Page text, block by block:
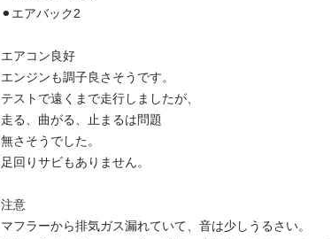
⚫︎エアバック2
エアコン良好
エンジンも調子良さそうです。
テストで遠くまで走行しましたが、
走る、曲がる、止まるは問題
無さそうでした。
足回りサビもありません。
注意
マフラーから排気ガス漏れていて、音は少しうるさい。